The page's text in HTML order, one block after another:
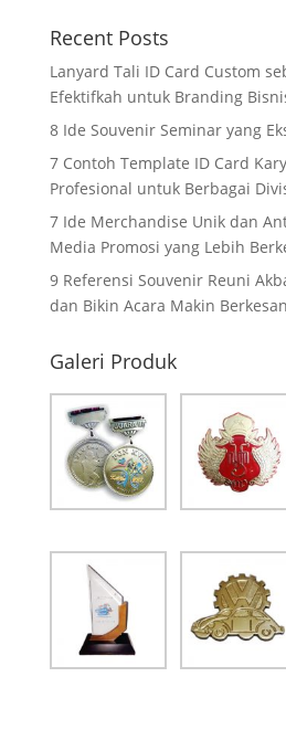
Recent Posts
Lanyard Tali ID Card Custom
Efektifkah untuk Branding
8 Ide Souvenir Seminar yang
7 Contoh Template ID Card
Profesional untuk Berbagai
7 Ide Merchandise Unik dan
Media Promosi yang Lebih
9 Referensi Souvenir Reuni
dan Bikin Acara Makin Berkesan
Galeri Produk